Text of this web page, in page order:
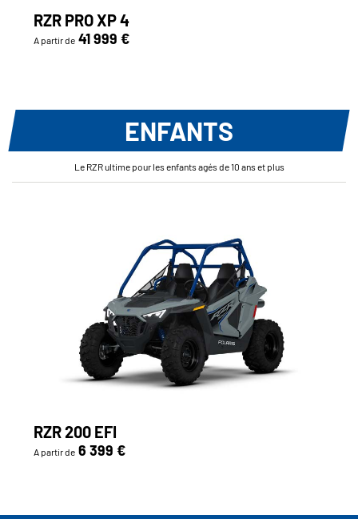
RZR PRO XP 4
A partir de 41 999 €
ENFANTS
Le RZR ultime pour les enfants agés de 10 ans et plus
RZR 200 EFI
A partir de 6 399 €